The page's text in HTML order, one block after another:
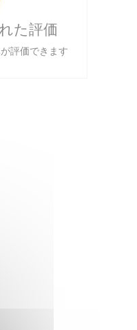
た評価
評価できます